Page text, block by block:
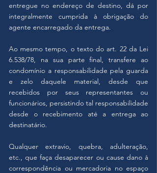
entregue no endereço de destino, dá por
integralmente cumprida à obrigação do
agente encarregado da entrega.
Ao mesmo tempo, o texto do art. 22 da Lei
6.538/78, na sua parte final, transfere ao
condomínio a responsabilidade pela guarda
e zelo daquele material, desde que
recebidos por seus representantes ou
funcionários, persistindo tal responsabilidade
desde o recebimento até a entrega ao
destinatário.
Qualquer extravio, quebra, adulteração,
etc., que faça desaparecer ou cause dano à
correspondência ou mercadoria no espaço